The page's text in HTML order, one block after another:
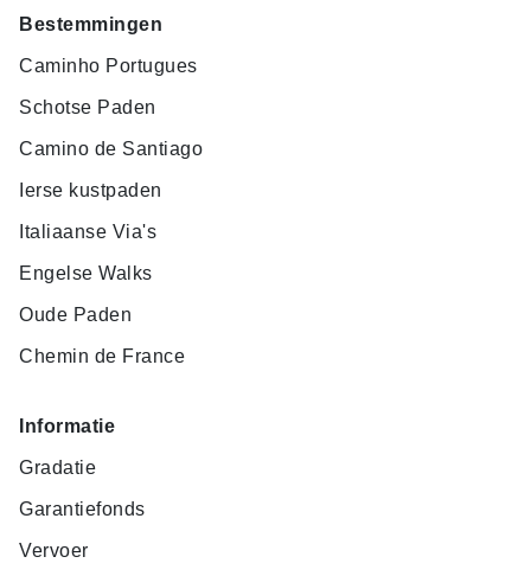
Bestemmingen
Caminho Portugues
Schotse Paden
Camino de Santiago
Ierse kustpaden
Italiaanse Via's
Engelse Walks
Oude Paden
Chemin de France
Informatie
Gradatie
Garantiefonds
Vervoer